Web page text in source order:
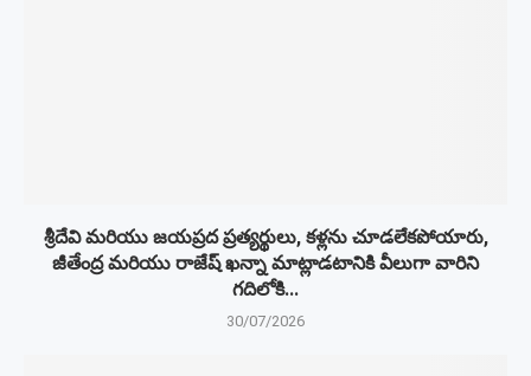
శ్రీదేవి మరియు జయప్రద ప్రత్యర్థులు, కళ్లను చూడలేకపోయారు,
జీతేంద్ర మరియు రాజేష్ ఖన్నా మాట్లాడటానికి వీలుగా వారిని
గదిలోకి...
30/07/2026